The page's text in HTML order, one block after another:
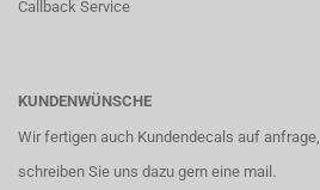
Callback Service
KUNDENWÜNSCHE
Wir fertigen auch Kundendecals auf anfrage,
schreiben Sie uns dazu gern eine mail.